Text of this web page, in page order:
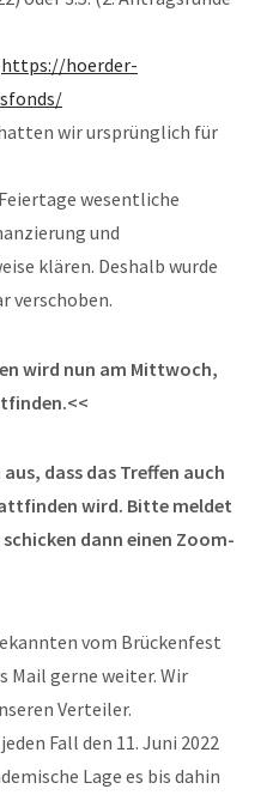
https://hoerder-
wir ursprünglich für
wesentliche
und
klären. Deshalb wurde
verschoben.
wird nun am Mittwoch,
dass das Treffen auch
wird. Bitte meldet
dann einen Zoom-
vom Brückenfest
Mail gerne weiter. Wir
Verteiler.
Fall den 11. Juni 2022
Lage es bis dahin